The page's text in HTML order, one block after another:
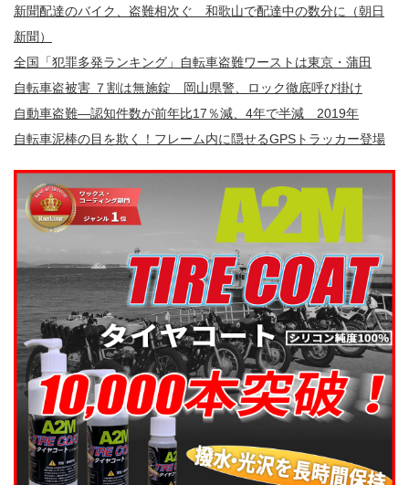
新聞配達のバイク、盗難相次ぐ 和歌山で配達中の数分に（朝日
新聞）
全国「犯罪多発ランキング」自転車盗難ワーストは東京・蒲田
自転車盗被害 ７割は無施錠 岡山県警、ロック徹底呼び掛け
自動車盗難—認知件数が前年比17％減、4年で半減 2019年
自転車泥棒の目を欺く！フレーム内に隠せるGPSトラッカー登場